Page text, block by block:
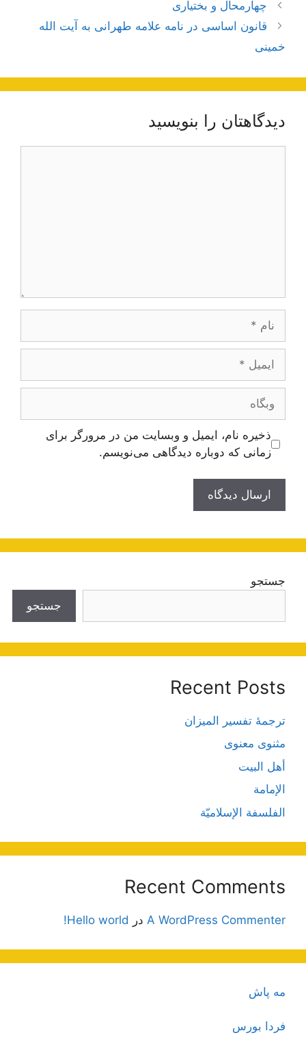
ناوبری
نوشته‌ها
چهارمحال و بختیاری
قانون اساسی در نامه علامه طهرانی به آیت الله
خمینی
دیدگاهتان را بنویسید
ایمیل
وبگاه
ذخیره نام، ایمیل و وبسایت من در مرورگر برای
زمانی که دوباره دیدگاهی می‌نویسم.
جستجو
جستجو
Recent Posts
ترجمۀ تفسیر المیزان
مثنوی معنوی
أهل البيت
الإمامة
الفلسفة الإسلاميّة
Recent Comments
A WordPress Commenter در Hello world!
مه پاش
فردا بورس